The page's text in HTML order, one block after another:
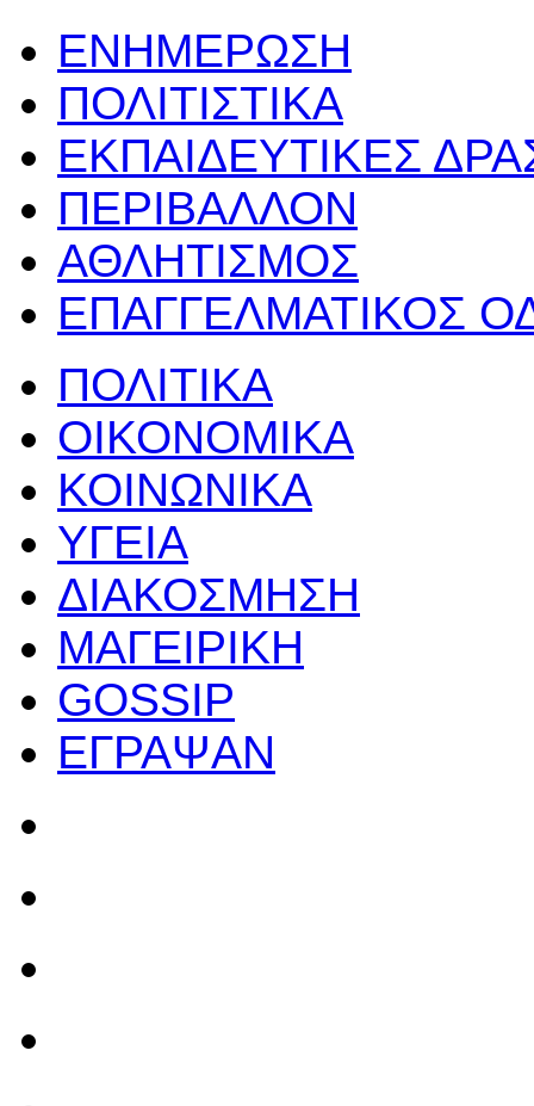
ΕΝΗΜΕΡΩΣΗ
ΠΟΛΙΤΙΣΤΙΚΑ
ΕΚΠΑΙΔΕΥΤΙΚΕΣ
ΠΕΡΙΒΑΛΛΟΝ
ΑΘΛΗΤΙΣΜΟΣ
ΕΠΑΓΓΕΛΜΑΤΙΚΟΣ
ΠΟΛΙΤΙΚΑ
ΟΙΚΟΝΟΜΙΚΑ
ΚΟΙΝΩΝΙΚΑ
ΥΓΕΙΑ
ΔΙΑΚΟΣΜΗΣΗ
ΜΑΓΕΙΡΙΚΗ
GOSSIP
ΕΓΡΑΨΑΝ